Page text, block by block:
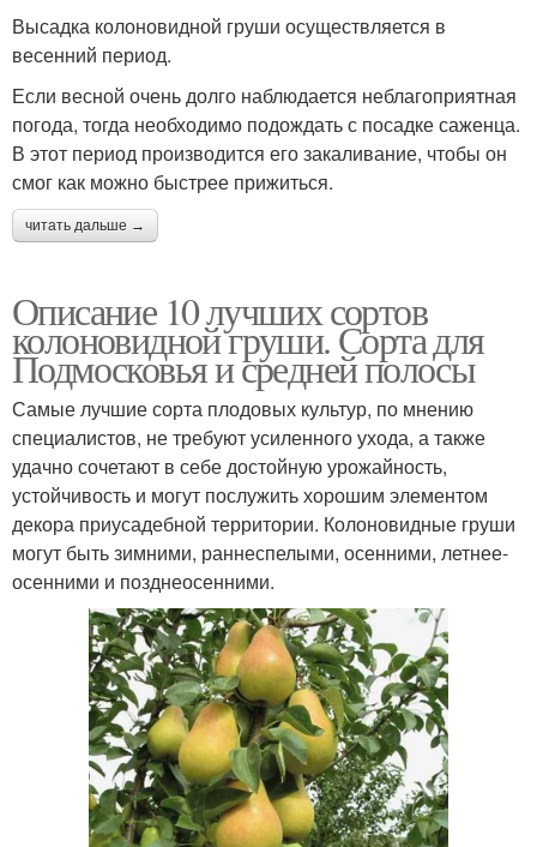
Высадка колоновидной груши осуществляется в
весенний период.
Если весной очень долго наблюдается неблагоприятная
погода, тогда необходимо подождать с посадке саженца.
В этот период производится его закаливание, чтобы он
смог как можно быстрее прижиться.
читать дальше →
Описание 10 лучших сортов
колоновидной груши. Сорта для
Подмосковья и средней полосы
Самые лучшие сорта плодовых культур, по мнению
специалистов, не требуют усиленного ухода, а также
удачно сочетают в себе достойную урожайность,
устойчивость и могут послужить хорошим элементом
декора приусадебной территории. Колоновидные груши
могут быть зимними, раннеспелыми, осенними, летнее-
осенними и позднеосенними.